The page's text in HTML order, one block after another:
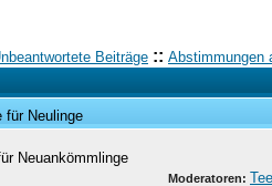
Beiträge :: Abstimmungen
für Neulinge
Neuankömmlinge
Moderatoren: